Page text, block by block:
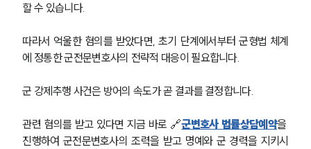
할 수 있습니다.
따라서 억울한 혐의를 받았다면, 초기 단계에서부터 군형법 체계
에 정통한 군전문변호사의 전략적 대응이 필요합니다.
군 강제추행 사건은 방어의 속도가 곧 결과를 결정합니다.
관련 혐의를 받고 있다면 지금 바로 🔗군변호사 법률상담예약을
진행하여 군전문변호사의 조력을 받고 명예와 군 경력을 지키시